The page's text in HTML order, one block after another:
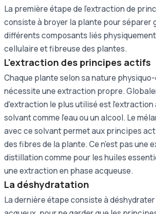
La première étape de l'extraction de
consiste à broyer la plante pour séparer
différents composants liés
cellulaire et fibreuse des plantes.
L'extraction des principes actifs
Chaque plante selon sa nature
nécessite une extraction propre.
d'extraction le plus utilisé est l'extraction
solvant comme l'eau ou un alcool. Le
avec ce solvant permet aux principes
des fibres de la plante. Ce n'est pas une
distillation comme pour les huiles
une extraction en phase acqueuse.
La déshydratation
La dernière étape consiste à